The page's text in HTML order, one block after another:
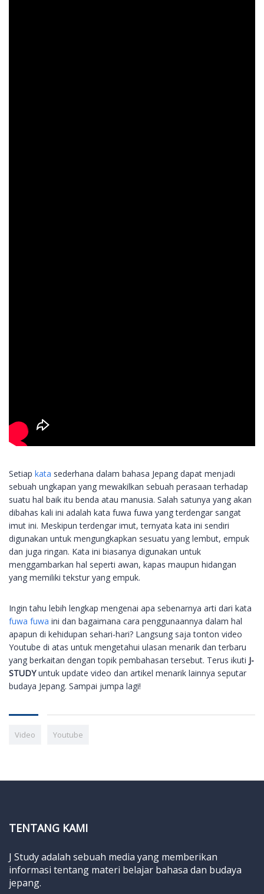
Setiap kata sederhana dalam bahasa Jepang dapat menjadi
sebuah ungkapan yang mewakilkan sebuah perasaan terhadap
suatu hal baik itu benda atau manusia. Salah satunya yang akan
dibahas kali ini adalah kata fuwa fuwa yang terdengar sangat
imut ini. Meskipun terdengar imut, ternyata kata ini sendiri
digunakan untuk mengungkapkan sesuatu yang lembut, empuk
dan juga ringan. Kata ini biasanya digunakan untuk
menggambarkan hal seperti awan, kapas maupun hidangan
yang memiliki tekstur yang empuk.
Ingin tahu lebih lengkap mengenai apa sebenarnya arti dari kata
fuwa fuwa ini dan bagaimana cara penggunaannya dalam hal
apapun di kehidupan sehari-hari? Langsung saja tonton video
Youtube di atas untuk mengetahui ulasan menarik dan terbaru
yang berkaitan dengan topik pembahasan tersebut. Terus ikuti J-
STUDYuntuk update video dan artikel menarik lainnya seputar
budaya Jepang. Sampai jumpa lagi!
Video Youtube
TENTANG KAMI
J Study adalah sebuah media yang memberikan
informasi tentang materi belajar bahasa dan budaya
jepang.